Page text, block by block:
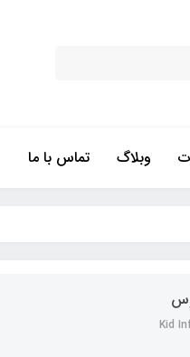
وبلاگ تماس با ما
Kid